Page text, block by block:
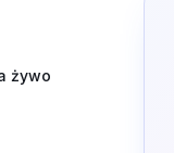
żywo